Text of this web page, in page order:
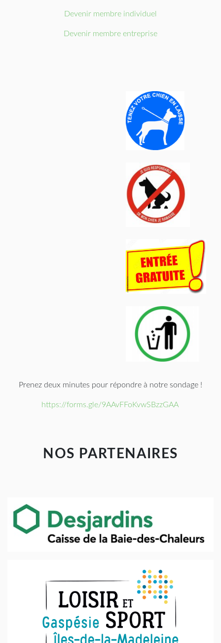
Devenir membre individuel
Devenir membre entreprise
Prenez deux minutes pour répondre à notre sondage !
https://forms.gle/9AAvFFoKvwSBzzGAA
NOS PARTENAIRES